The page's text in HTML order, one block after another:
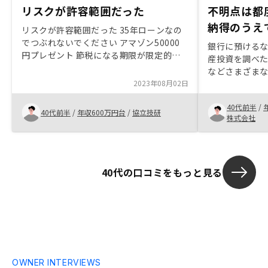
リスクが許容範囲だった
リスクが許容範囲だった 35年ローンなの
でつぶれないでください アマゾン50000
円プレゼント 節税になる期限が限定的だ
投資したほうが断然いい 初期書類さえク
リアできたらほったらかしなのでよい 確
定申告時またよろしくお願いいたします
2023年08月02日
40代前半 / 年収600万円台 /協立技研
不明点は都
納得のうえ
銀行に預ける
産投資を調べ
などさまざま
と、購入から
ており、安心
40代前半 /
株式会社
40代の口コミをもっと見る
OWNER INTERVIEWS